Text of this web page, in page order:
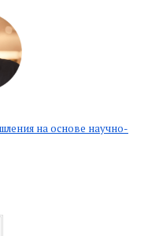
на основе научно-